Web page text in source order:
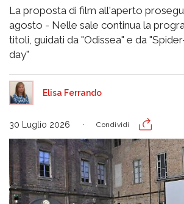
La proposta di film all'aperto
agosto - Nelle sale continua la
titoli, guidati da "Odissea" e da
day"
Elisa Ferrando
30 Luglio 2026 Condividi